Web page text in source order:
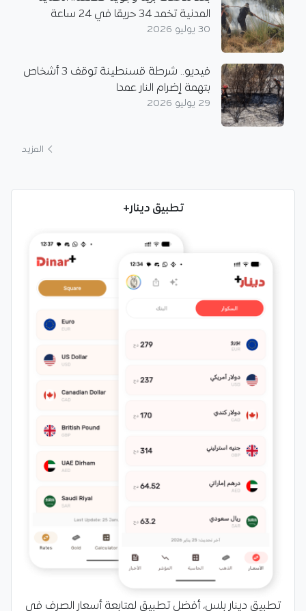
المدنية تخمد 34 حريقا في 24 ساعة
30 يوليو 2026
فيديو.. شرطة قسنطينة توقف 3 أشخاص
بتهمة إضرام النار عمدا
29 يوليو 2026
المزيد
تطبيق دينار+
تطبيق دينار بلس، أفضل تطبيق لمتابعة أسعار الصرف في